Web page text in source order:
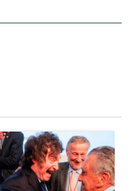
"El Banco Central no
artículo de tendencia con